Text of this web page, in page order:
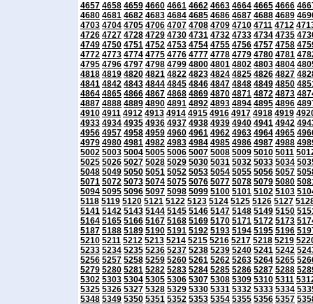
4657 4658 4659 4660 4661 4662 4663 4664 4665 4666
4680 4681 4682 4683 4684 4685 4686 4687 4688 4689
4703 4704 4705 4706 4707 4708 4709 4710 4711 4712
4726 4727 4728 4729 4730 4731 4732 4733 4734 4735
4749 4750 4751 4752 4753 4754 4755 4756 4757 4758
4772 4773 4774 4775 4776 4777 4778 4779 4780 4781
4795 4796 4797 4798 4799 4800 4801 4802 4803 4804
4818 4819 4820 4821 4822 4823 4824 4825 4826 4827
4841 4842 4843 4844 4845 4846 4847 4848 4849 4850
4864 4865 4866 4867 4868 4869 4870 4871 4872 4873
4887 4888 4889 4890 4891 4892 4893 4894 4895 4896
4910 4911 4912 4913 4914 4915 4916 4917 4918 4919
4933 4934 4935 4936 4937 4938 4939 4940 4941 4942
4956 4957 4958 4959 4960 4961 4962 4963 4964 4965
4979 4980 4981 4982 4983 4984 4985 4986 4987 4988
5002 5003 5004 5005 5006 5007 5008 5009 5010 5011
5025 5026 5027 5028 5029 5030 5031 5032 5033 5034
5048 5049 5050 5051 5052 5053 5054 5055 5056 5057
5071 5072 5073 5074 5075 5076 5077 5078 5079 5080
5094 5095 5096 5097 5098 5099 5100 5101 5102 5103
5118 5119 5120 5121 5122 5123 5124 5125 5126 5127
5141 5142 5143 5144 5145 5146 5147 5148 5149 5150
5164 5165 5166 5167 5168 5169 5170 5171 5172 5173
5187 5188 5189 5190 5191 5192 5193 5194 5195 5196
5210 5211 5212 5213 5214 5215 5216 5217 5218 5219
5233 5234 5235 5236 5237 5238 5239 5240 5241 5242
5256 5257 5258 5259 5260 5261 5262 5263 5264 5265
5279 5280 5281 5282 5283 5284 5285 5286 5287 5288
5302 5303 5304 5305 5306 5307 5308 5309 5310 5311
5325 5326 5327 5328 5329 5330 5331 5332 5333 5334
5348 5349 5350 5351 5352 5353 5354 5355 5356 5357